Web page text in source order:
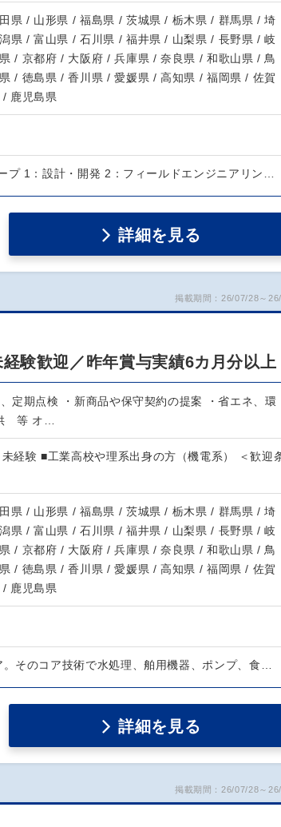
県 / 山形県 / 福島県 / 茨城県 / 栃木県 / 群馬県 / 埼
県 / 富山県 / 石川県 / 福井県 / 山梨県 / 長野県 / 岐
/ 京都府 / 大阪府 / 兵庫県 / 奈良県 / 和歌山県 / 鳥
/ 徳島県 / 香川県 / 愛媛県 / 高知県 / 福岡県 / 佐賀
鹿児島県
プ 1：設計・開発 2：フィールドエンジニアリン…
詳細を見る
掲載期間：26/07/28～
験歓迎／昨年賞与実績6カ月分以上
定期点検 ・新商品や保守契約の提案 ・省エネ、環
等 オ…
経験 ■工業高校や理系出身の方（機電系） ＜歓迎
県 / 山形県 / 福島県 / 茨城県 / 栃木県 / 群馬県 / 埼
県 / 富山県 / 石川県 / 福井県 / 山梨県 / 長野県 / 岐
/ 京都府 / 大阪府 / 兵庫県 / 奈良県 / 和歌山県 / 鳥
/ 徳島県 / 香川県 / 愛媛県 / 高知県 / 福岡県 / 佐賀
鹿児島県
そのコア技術で水処理、舶用機器、ポンプ、食…
詳細を見る
掲載期間：26/07/28～